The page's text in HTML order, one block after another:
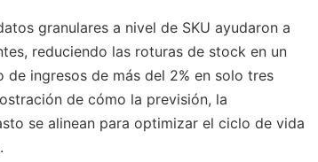
granulares a nivel de SKU ayudaron a
reduciendo las roturas de stock en un
de ingresos de más del 2% en solo tres
de cómo la previsión, la
se alinean para optimizar el ciclo de vida